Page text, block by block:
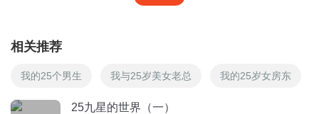
相关推荐
我的25个男生 我与25岁美女老总 我的25岁女房东
25九星的世界（一）